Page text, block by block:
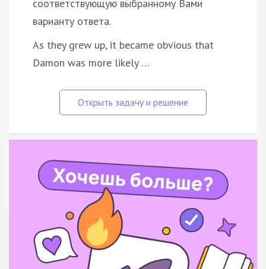
соответствующую выбранному Вами
варианту ответа.
As they grew up, it became obvious that
Damon was more likely …